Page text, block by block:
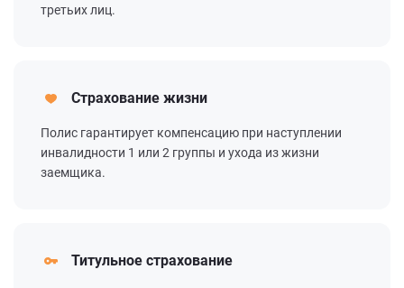
третьих лиц.
Страхование жизни
Полис гарантирует компенсацию при наступлении
инвалидности 1 или 2 группы и ухода из жизни
заемщика.
Титульное страхование